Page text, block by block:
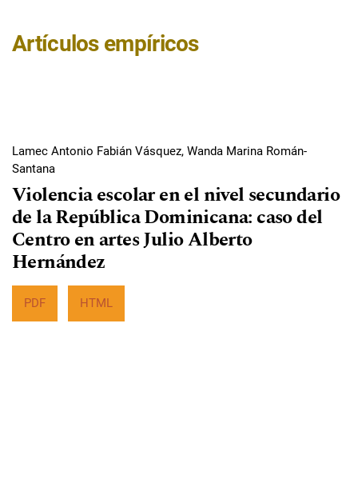
Artículos empíricos
Lamec Antonio Fabián Vásquez, Wanda Marina Román-
Santana
Violencia escolar en el nivel secundario
de la República Dominicana: caso del
Centro en artes Julio Alberto
Hernández
PDF HTML